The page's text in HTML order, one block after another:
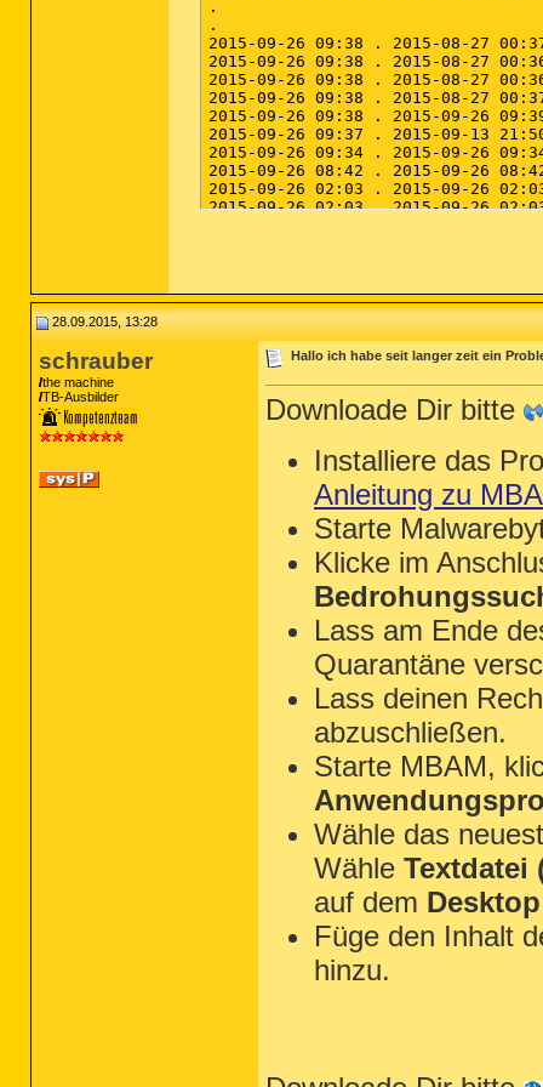
28.09.2015, 13:28
schrauber
the machine
TB-Ausbilder
Hallo ich habe seit langer zeit ein
Downloade Dir bitte
Installiere das
Anleitung zu
Starte
Klicke im
Lass am Ende
Quarantäne
Lass deinen
abzuschließen.
Starte MBAM,
Wähle das
Wähle Textdatei
auf dem Desktop
Füge den Inhalt
hinzu.